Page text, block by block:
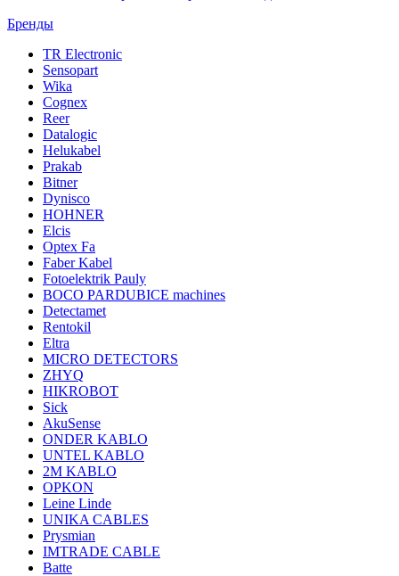
Бренды
TR Electronic
Sensopart
Wika
Cognex
Reer
Datalogic
Helukabel
Prakab
Bitner
Dynisco
HOHNER
Elcis
Optex Fa
Faber Kabel
Fotoelektrik Pauly
BOCO PARDUBICE machines
Detectamet
Rentokil
Eltra
MICRO DETECTORS
ZHYQ
HIKROBOT
Sick
AkuSense
ONDER KABLO
UNTEL KABLO
2M KABLO
OPKON
Leine Linde
UNIKA CABLES
Prysmian
IMTRADE CABLE
Batte